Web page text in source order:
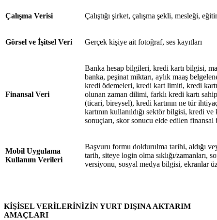
Çalışma Verisi Çalıştığı şirket, çalışma şekli, mesleği,
Görsel ve İşitsel Veri Gerçek kişiye ait fotoğraf, ses kayıtları
Finansal Veri
Banka hesap bilgileri, kredi kartı bilgisi,
banka, peşinat miktarı, aylık maaş
kredi ödemeleri, kredi kart limiti, kredi
olunan zaman dilimi, farklı kredi kartı
(ticari, bireysel), kredi kartının ne tür
kartının kullanıldığı sektör bilgisi, kredi
sonuçları, skor sonucu elde edilen finansal
Mobil Uygulama
Kullanım Verileri
Başvuru formu doldurulma tarihi, aldığı
tarih, siteye login olma sıklığı/zamanları,
versiyonu, sosyal medya bilgisi, ekranlar
KİŞİSEL VERİLERİNİZİN YURT DIŞINA AKTARIM
AMAÇLARI